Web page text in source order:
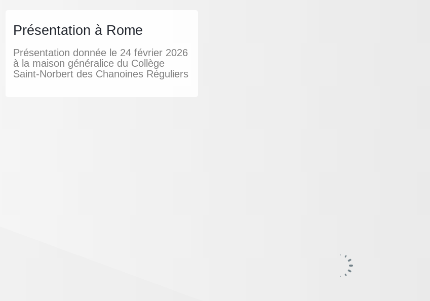
Présentation à Rome
Présentation donnée le 24 février 2026
à la maison généralice du Collège
Saint-Norbert des Chanoines Réguliers